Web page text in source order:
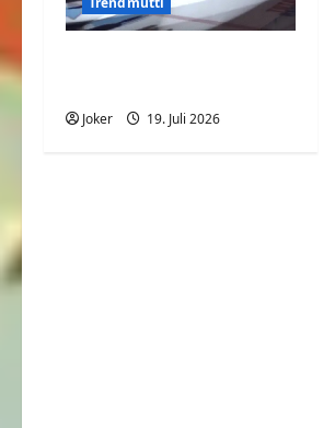
Joker 19. Juli 2026